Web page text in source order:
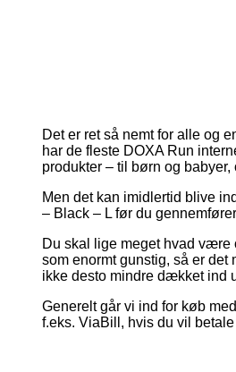
Det er ret så nemt for alle og
har de fleste DOXA Run
produkter – til børn og
Men det kan imidlertid blive
– Black – L før du
Du skal lige meget hvad være
som enormt gunstig, så er
ikke desto mindre dækket ind
Generelt går vi ind for køb
f.eks. ViaBill, hvis du vil